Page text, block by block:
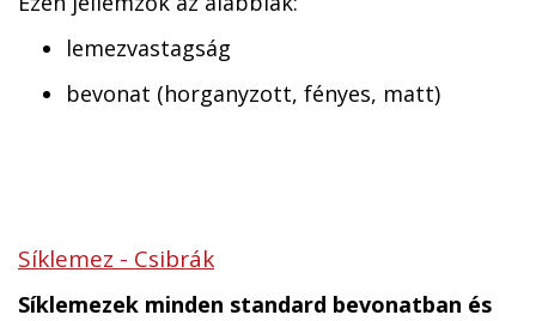
lemezvastagság
bevonat (horganyzott, fényes, matt)
Síklemez - Csibrák
Síklemezek minden standard bevonatban és